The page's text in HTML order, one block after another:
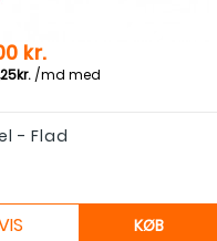
kr.
- Flad
KØB